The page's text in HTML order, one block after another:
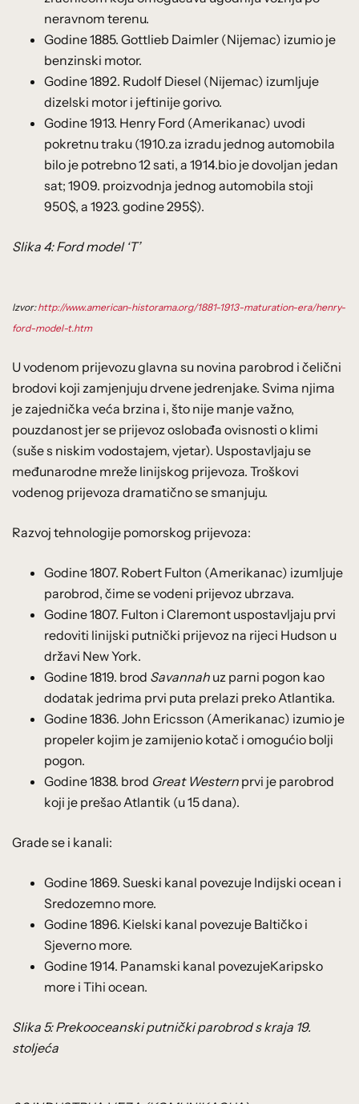
neravnom terenu.
Godine 1885. Gottlieb Daimler (Nijemac) izumio je
benzinski motor.
Godine 1892. Rudolf Diesel (Nijemac) izumljuje
dizelski motor i jeftinije gorivo.
Godine 1913. Henry Ford (Amerikanac) uvodi
pokretnu traku (1910.za izradu jednog automobila
bilo je potrebno 12 sati, a 1914.bio je dovoljan jedan
sat; 1909. proizvodnja jednog automobila stoji
950$, a 1923. godine 295$).
Slika 4: Ford model ‘T’
Izvor:http://www.american-historama.org/1881-1913-maturation-era/henry-
ford-model-t.htm
U vodenom prijevozu glavna su novina parobrod i čelični
brodovi koji zamjenjuju drvene jedrenjake. Svima njima
je zajednička veća brzina i, što nije manje važno,
pouzdanost jer se prijevoz oslobađa ovisnosti o klimi
(suše s niskim vodostajem, vjetar). Uspostavljaju se
međunarodne mreže linijskog prijevoza. Troškovi
vodenog prijevoza dramatično se smanjuju.
Razvoj tehnologije pomorskog prijevoza:
Godine 1807. Robert Fulton (Amerikanac) izumljuje
parobrod, čime se vodeni prijevoz ubrzava.
Godine 1807. Fulton i Claremont uspostavljaju prvi
redoviti linijski putnički prijevoz na rijeci Hudson u
državi New York.
Godine 1819. brod Savannah uz parni pogon kao
dodatak jedrima prvi puta prelazi preko Atlantika.
Godine 1836. John Ericsson (Amerikanac) izumio je
propeler kojim je zamijenio kotač i omogućio bolji
pogon.
Godine 1838. brod Great Western prvi je parobrod
koji je prešao Atlantik (u 15 dana).
Grade se i kanali:
Godine 1869. Sueski kanal povezuje Indijski ocean i
Sredozemno more.
Godine 1896. Kielski kanal povezuje Baltičko i
Sjeverno more.
Godine 1914. Panamski kanal povezujeKaripsko
more i Tihi ocean.
Slika 5: Prekooceanski putnički parobrod s kraja 19.
stoljeća